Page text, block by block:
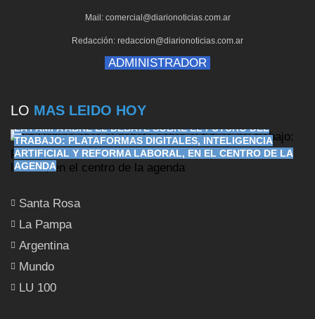
Mail: comercial@diarionoticias.com.ar
Redacción: redaccion@diarionoticias.com.ar
ADMINISTRADOR
LO MAS LEIDO HOY
LA PAMPA ABRE EL DEBATE SOBRE EL FUTURO DEL
TRABAJO: PLATAFORMAS DIGITALES, INTELIGENCIA
ARTIFICIAL Y REFORMA LABORAL, EN EL CENTRO DE LA
AGENDA
Santa Rosa
La Pampa
Argentina
Mundo
LU 100